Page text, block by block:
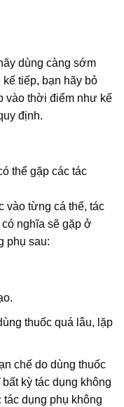
dùng càng sớm
tiếp, bạn hãy bỏ
vào thời điểm như kế
định.
thể gặp các tác
vào từng cá thể, tác
nghĩa sẽ gặp ở
phụ sau:
thuốc quá lâu, lặp
chế do dùng thuốc
kỳ tác dụng không
tác dụng phụ không